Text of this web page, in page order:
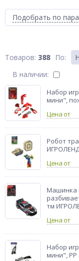
Подобрать по
388 По:
В наличии:
Набор
мини",
Цена от
Робот
Цена от
Машинка
тм
Цена от
Набор
мини", PP